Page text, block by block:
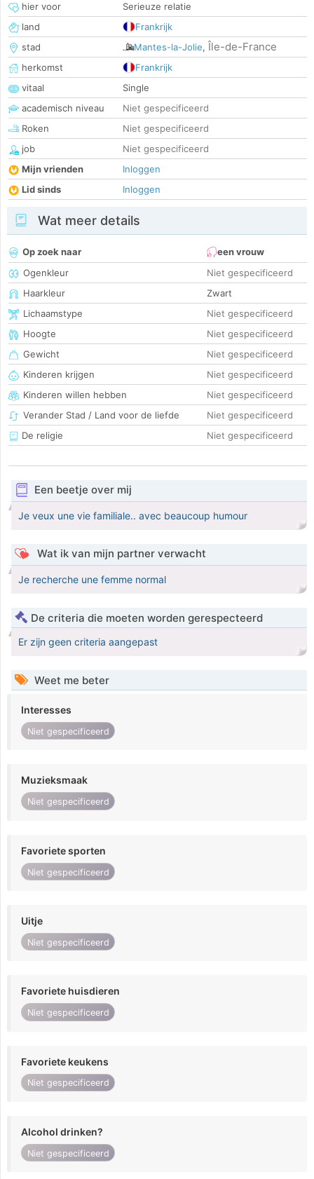
hier voor
Serieuze relatie
land
Frankrijk
stad
Mantes-la-Jolie, Île-de-France
herkomst
Frankrijk
vitaal
Single
academisch niveau
Niet gespecificeerd
Roken
Niet gespecificeerd
job
Niet gespecificeerd
Mijn vrienden
Inloggen
Lid sinds
Inloggen
Wat meer details
Op zoek naar
een vrouw
Ogenkleur
Niet gespecificeerd
Haarkleur
Zwart
Lichaamstype
Niet gespecificeerd
Hoogte
Niet gespecificeerd
Gewicht
Niet gespecificeerd
Kinderen krijgen
Niet gespecificeerd
Kinderen willen hebben
Niet gespecificeerd
Verander Stad / Land voor de liefde
Niet gespecificeerd
De religie
Niet gespecificeerd
Een beetje over mij
Je veux une vie familiale.. avec beaucoup humour
Wat ik van mijn partner verwacht
Je recherche une femme normal
De criteria die moeten worden gerespecteerd
Er zijn geen criteria aangepast
Weet me beter
Interesses
Niet gespecificeerd
Muzieksmaak
Niet gespecificeerd
Favoriete sporten
Niet gespecificeerd
Uitje
Niet gespecificeerd
Favoriete huisdieren
Niet gespecificeerd
Favoriete keukens
Niet gespecificeerd
Alcohol drinken?
Niet gespecificeerd